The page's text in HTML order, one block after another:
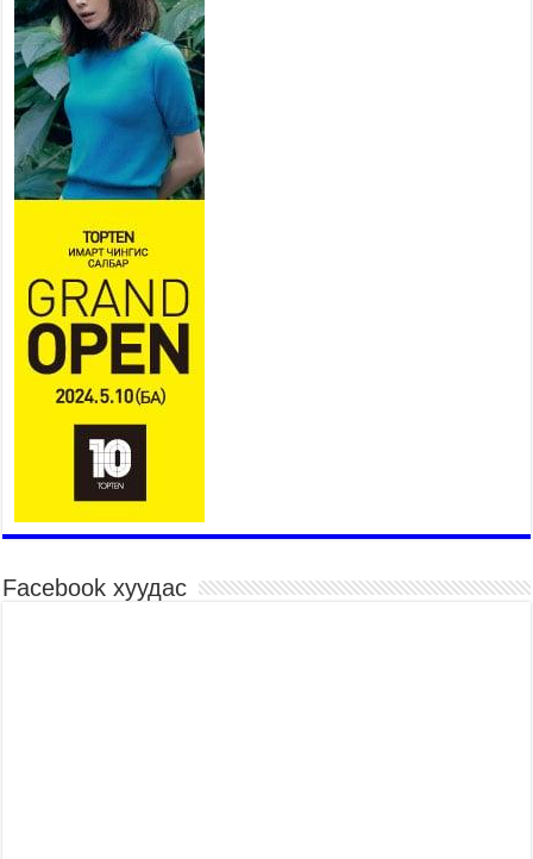
хуваарийн дагуу ажиллана
2026 оны 7 сар 15 / 11 цаг 18 минут
Үндэсний их баяр наадам
эхэллээ
2026 оны 7 сар 15 / 11 цаг 14 минут
Үер усны аюулаас сэргийлж, нийслэлийн Онцгой
байдлын газрын 162 алба хаагч үүрэг гүйцэтгэж
2026 оны 7 сар 15 / 11 цаг 07 минут
Үндэсний их сурын харваанд 850 харваач цэц
мэргэнээ сорьж байна
2026 оны 7 сар 15 / 11 цаг 03 минут
Төв цэнгэлдэхийн эргэн тойронд
2026 оны 7 сар 15 / 10 цаг 58 минут
Үндэсний их баяр наадмын шагайн харваа
насанд хүрэгчдийн багийн харваагаар
үргэлжилж байна
2026 оны 7 сар 15 / 10 цаг 52 минут
Үндэсний их баяр наадмын хүчит бөхийн
Facebook хуудас